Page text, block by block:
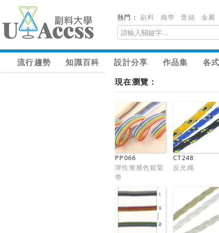
熱門：副料 織帶 蕾絲 金屬
流行趨勢 知識百科 設計分享 作品集
各
現在瀏覽：
PP066
彈性漸層色鬆緊
帶
CT248
反光繩